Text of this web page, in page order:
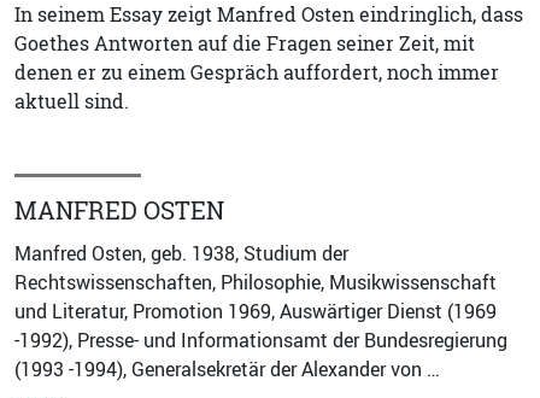
In seinem Essay zeigt Manfred Osten eindringlich, dass
Goethes Antworten auf die Fragen seiner Zeit, mit
denen er zu einem Gespräch auffordert, noch immer
aktuell sind.
MANFRED OSTEN
Manfred Osten, geb. 1938, Studium der
Rechtswissenschaften, Philosophie, Musikwissenschaft
und Literatur, Promotion 1969, Auswärtiger Dienst (1969
-1992), Presse- und Informationsamt der Bundesregierung
(1993 -1994), Generalsekretär der Alexander von …